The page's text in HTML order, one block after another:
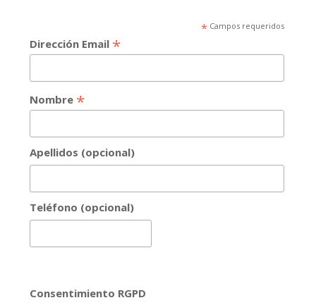
*Campos requeridos
Dirección Email *
Nombre *
Apellidos (opcional)
Teléfono (opcional)
Consentimiento RGPD